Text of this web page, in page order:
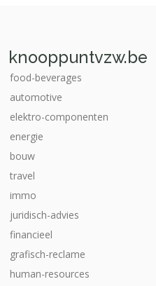
knooppuntvzw.be
food-beverages
automotive
elektro-componenten
energie
bouw
travel
immo
juridisch-advies
financieel
grafisch-reclame
human-resources